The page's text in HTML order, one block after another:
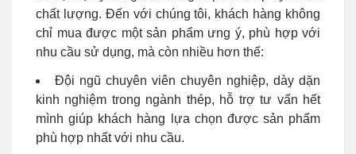
chất lượng. Đến với chúng tôi, khách hàng không
chỉ mua được một sản phẩm ưng ý, phù hợp với
nhu cầu sử dụng, mà còn nhiều hơn thế:
Đội ngũ chuyên viên chuyên nghiệp, dày dặn
kinh nghiệm trong ngành thép, hỗ trợ tư vấn hết
mình giúp khách hàng lựa chọn được sản phẩm
phù hợp nhất với nhu cầu.